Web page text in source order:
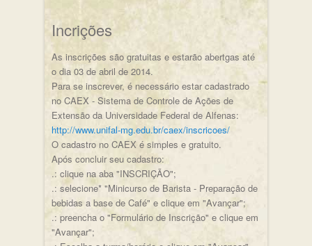
Incrições
As inscrições são gratuitas e estarão abertgas até
o dia 03 de abril de 2014.
Para se inscrever, é necessário estar cadastrado
no CAEX - Sistema de Controle de Ações de
Extensão da Universidade Federal de Alfenas:
http://www.unifal-mg.edu.br/caex/inscricoes/
O cadastro no CAEX é simples e gratuito.
Após concluir seu cadastro:
.: clique na aba "INSCRIÇÃO";
.: selecione* "Minicurso de Barista - Preparação de
bebidas a base de Café" e clique em "Avançar";
.: preencha o "Formulário de Inscrição" e clique em
"Avançar";